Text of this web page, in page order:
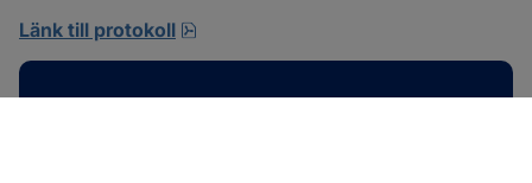
Länk till protokoll